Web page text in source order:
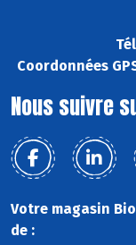
Coordonnées
Nous suivre
Votre magasin
de :